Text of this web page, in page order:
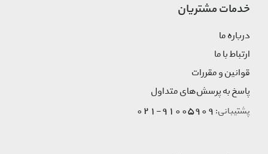
خدمات مشتریان
درباره ما
ارتباط با ما
قوانین و مقررات
پاسخ به پرسش‌های متداول
پشتیبانی: 91005909-021